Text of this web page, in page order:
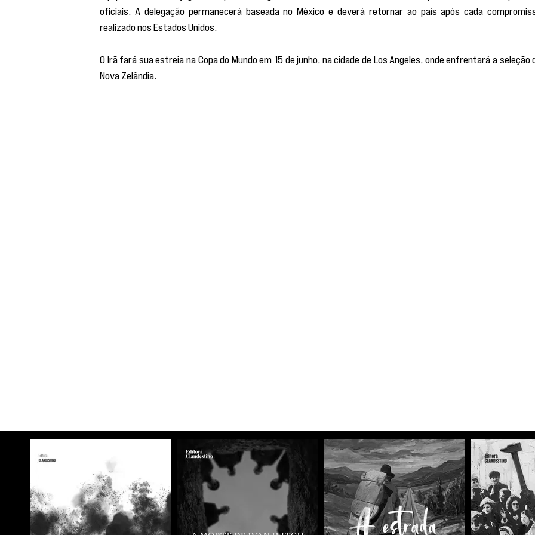
oficiais. A delegação permanecerá baseada no México e deverá retornar ao país após cada
realizado nos Estados Unidos.
O Irã fará sua estreia na Copa do Mundo em 15 de junho, na cidade de Los Angeles, onde enfrentará a seleção
Nova Zelândia.